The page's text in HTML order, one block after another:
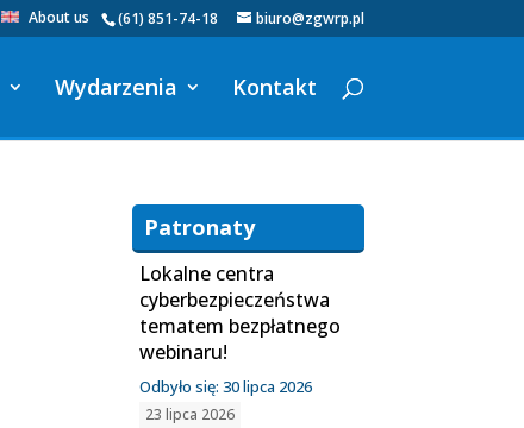
(61) 851-74-18 biuro@zgwrp.pl
About us
Wydarzenia Kontakt
Patronaty
Lokalne centra
cyberbezpieczeństwa
tematem bezpłatnego
webinaru!
Odbyło się: 30 lipca 2026
23 lipca 2026